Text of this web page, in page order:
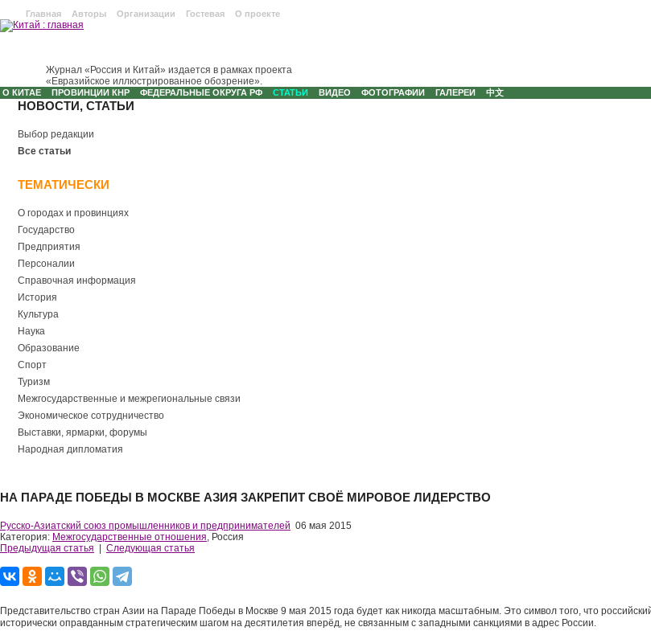
Главная Авторы Организации Гостевая О проекте
Журнал «Россия и Китай» издается в рамках проекта
«Евразийское иллюстрированное обозрение».
О КИТАЕ ПРОВИНЦИИ КНР ФЕДЕРАЛЬНЫЕ ОКРУГА РФ СТАТЬИ ВИДЕО ФОТОГРАФИИ ГАЛЕРЕИ 中文
НОВОСТИ, СТАТЬИ
Выбор редакции
Все статьи
ТЕМАТИЧЕСКИ
О городах и провинциях
Государство
Предприятия
Персоналии
Справочная информация
История
Культура
Наука
Образование
Спорт
Туризм
Межгосударственные и межрегиональные связи
Экономическое сотрудничество
Выставки, ярмарки, форумы
Народная дипломатия
НА ПАРАДЕ ПОБЕДЫ В МОСКВЕ АЗИЯ ЗАКРЕПИТ СВОЁ МИРОВОЕ ЛИДЕРСТВО
Русско-Азиатский союз промышленников и предпринимателей 06 мая 2015
Категория: Межгосударственные отношения, Россия
Предыдущая статья
Следующая статья
Представительство стран Азии на Параде Победы в Москве 9 мая 2015 года будет как никогда масштабным. Это символ того, что
исторически оправданным стратегическим шагом на десятилетия вперёд, не связанным с западными санкциями в адрес России.